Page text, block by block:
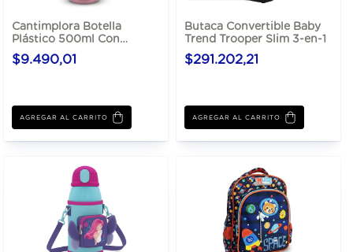
Cantimplora Botella
Plástico 500ml Con
Sorbete Escolar
$9.490,01
AGREGAR AL CARRITO
Butaca Convertible Baby
Trend Trooper Slim 3-en-1
$291.202,21